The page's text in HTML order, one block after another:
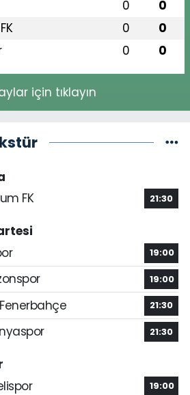
0 0
0 0
0 0
için tıklayın
FK
21:30
19:00
19:00
21:30
21:30
19:00